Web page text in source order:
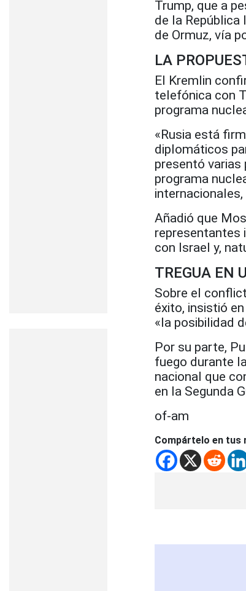
Trump, que a
de la
de Ormuz, vía
LA
El Kremlin
telefónica con
programa
«Rusia está
diplomáticos
presentó varias
programa
Añadió que
representantes
con Israel y,
TREGUA EN
Sobre el
éxito, insistió
«la posibilidad
Por su parte,
fuego durante
nacional que
en la Segunda
of-am
Compártelo en tus